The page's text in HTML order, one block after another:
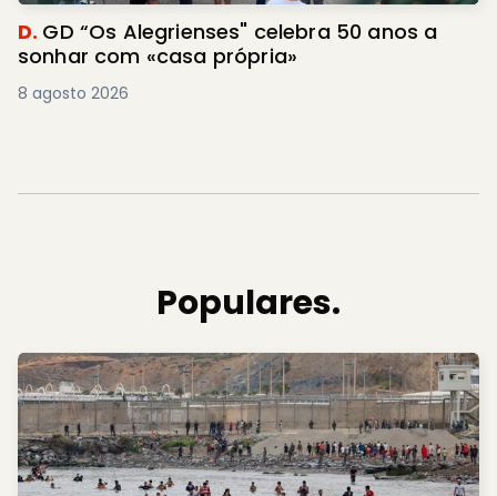
D. GD “Os Alegrienses" celebra 50 anos a
sonhar com «casa própria»
8 agosto 2026
Populares.